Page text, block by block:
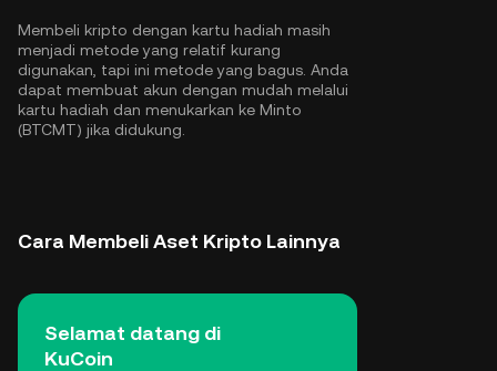
Membeli kripto dengan kartu hadiah masih
menjadi metode yang relatif kurang
digunakan, tapi ini metode yang bagus. Anda
dapat membuat akun dengan mudah melalui
kartu hadiah dan menukarkan ke Minto
(BTCMT) jika didukung.
Cara Membeli Aset Kripto Lainnya
Selamat datang di
KuCoin